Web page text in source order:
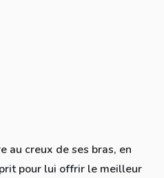
au creux de ses bras, en
pour lui offrir le meilleur